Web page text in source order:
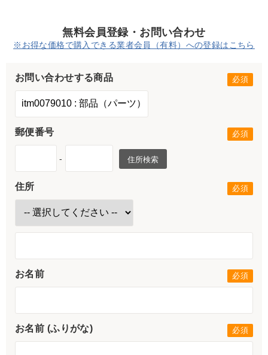
無料会員登録・お問い合わせ
※お得な価格で購入できる業者会員（有料）への登録はこちら
お問い合わせする商品
郵便番号
- 住所検索
住所
お名前
お名前 (ふりがな)